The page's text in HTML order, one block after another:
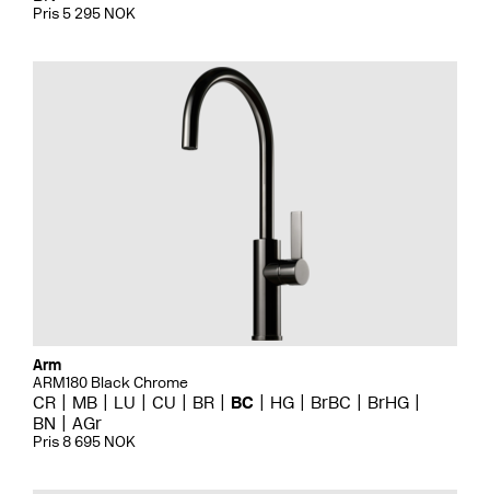
Pris 5 295 NOK
Arm
ARM180 Black Chrome
CR MB LU CU BR BC HG BrBC
BrHG
BN
AGr
Pris 8 695 NOK